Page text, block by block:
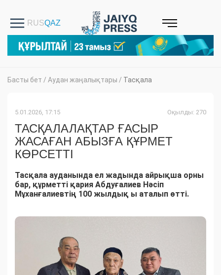
Басты бет / Аудан жаңалықтары / Тасқала
5.01.2026, 17:15 Оқылды: 270
ТАСҚАЛАЛАҚТАР ҒАСЫР
ЖАСАҒАН АБЫЗҒА ҚҰРМЕТ
КӨРСЕТТІ
Тасқала ауданында ел жадында айрықша орны
бар, құрметті қария Абдуғалиев Нәсіп
Мұханғалиевтің 100 жылдық ы аталып өтті.